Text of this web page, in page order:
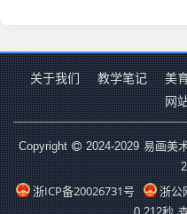
室
进入中间阶段，一旦
案，此阶段便将重心置于深
设计项目的基本框架与主
运用、空间布局以及成品形
段，设计师会向客户展示
关于我们 教学笔记 美
网
Copyright 2024-2029 易画美
浙ICP备20026731号 浙公